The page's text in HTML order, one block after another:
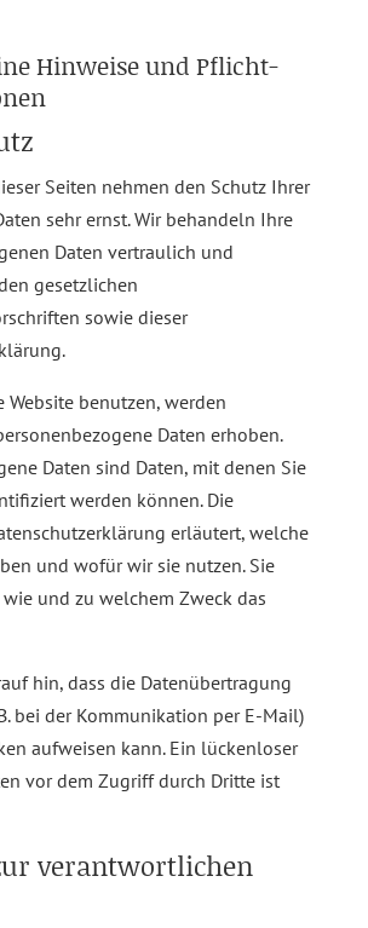
Hinweise und Pflicht­
Seiten nehmen den Schutz Ihrer
sehr ernst. Wir behandeln Ihre
Daten vertraulich und
gesetzlichen
sowie dieser
Website benutzen, werden
Daten erhoben.
Daten sind Daten, mit denen Sie
werden können. Die
erläutert, welche
und wofür wir sie nutzen. Sie
und zu welchem Zweck das
hin, dass die Datenübertragung
bei der Kommunikation per E-Mail)
aufweisen kann. Ein lückenloser
vor dem Zugriff durch Dritte ist
verantwortlichen